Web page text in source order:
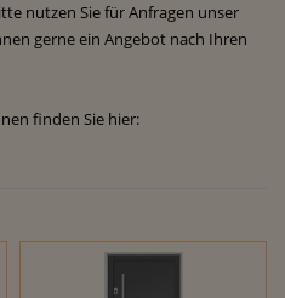
nutzen Sie für Anfragen unser
gerne ein Angebot nach Ihren
finden Sie hier: